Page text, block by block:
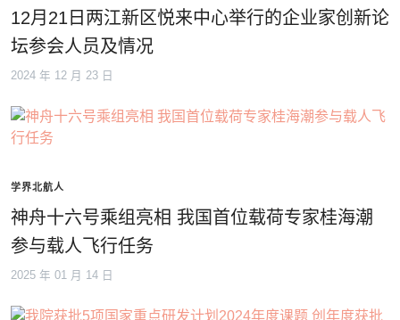
12月21日两江新区悦来中心举行的企业家创新论
坛参会人员及情况
2024 年 12 月 23 日
学界北航人
神舟十六号乘组亮相 我国首位载荷专家桂海潮
参与载人飞行任务
2025 年 01 月 14 日